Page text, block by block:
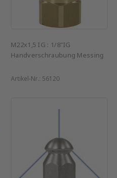
M22x1,5 IG : 1/8"IG
Handverschraubung Messing
Artikel-Nr.: 56120